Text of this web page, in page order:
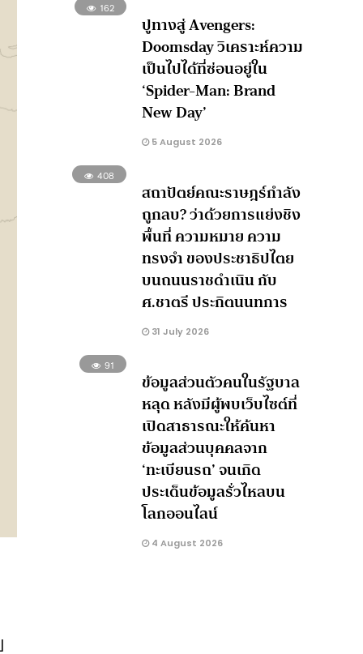
162
ปูทางสู่ Avengers:
Doomsday วิเคราะห์ความ
เป็นไปได้ที่ซ่อนอยู่ใน
‘Spider-Man: Brand
New Day’
5 August 2026
408
สถาปัตย์คณะราษฎร์กำลัง
ถูกลบ? ว่าด้วยการแย่งชิง
พื้นที่ ความหมาย ความ
ทรงจำ ของประชาธิปไตย
บนถนนราชดำเนิน กับ
ศ.ชาตรี ประกิตนนทการ
31 July 2026
91
ข้อมูลส่วนตัวคนในรัฐบาล
หลุด หลังมีผู้พบเว็บไซต์ที่
เปิดสาธารณะให้ค้นหา
ข้อมูลส่วนบุคคลจาก
‘ทะเบียนรถ’ จนเกิด
ประเด็นข้อมูลรั่วไหลบน
โลกออนไลน์
4 August 2026